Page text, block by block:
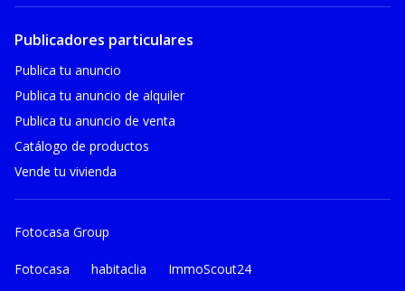
Publicadores particulares
Publica tu anuncio
Publica tu anuncio de alquiler
Publica tu anuncio de venta
Catálogo de productos
Vende tu vivienda
Fotocasa Group
Fotocasa habitaclia ImmoScout24